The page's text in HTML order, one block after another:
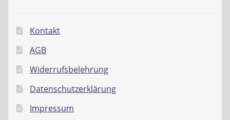
Kontakt
AGB
Widerrufsbelehrung
Datenschutzerklärung
Impressum